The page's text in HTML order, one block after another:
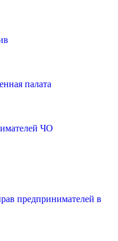
палата
ЧО
предпринимателей в